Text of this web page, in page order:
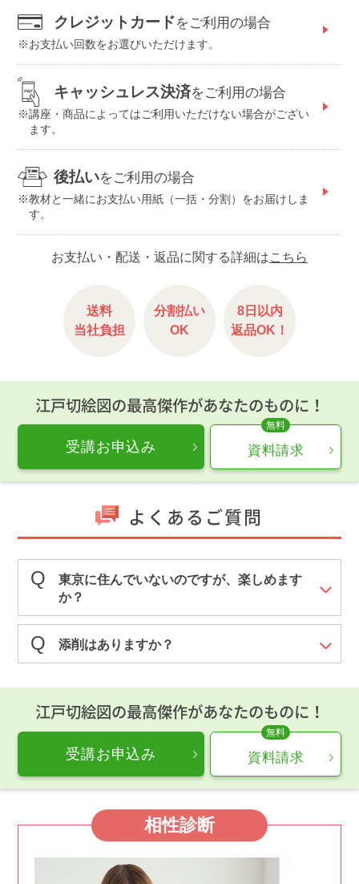
クレジットカードをご利用の場合
お支払い回数をお選びいただけます。
キャッシュレス決済をご利用の場合
講座・商品によってはご利用いただけない場合がござい
ます。
後払いをご利用の場合
教材と一緒にお支払い用紙（一括・分割）をお届けしま
す。
お支払い・配送・返品に関する詳細はこちら
送料
当社負担
分割払い
OK
8日以内
返品OK！
江戸切絵図の最高傑作があなたのものに！
受講お申込み 資料請求
よくあるご質問
東京に住んでいないのですが、楽しめます
か？
添削はありますか？
江戸切絵図の最高傑作があなたのものに！
受講お申込み 資料請求
相性診断